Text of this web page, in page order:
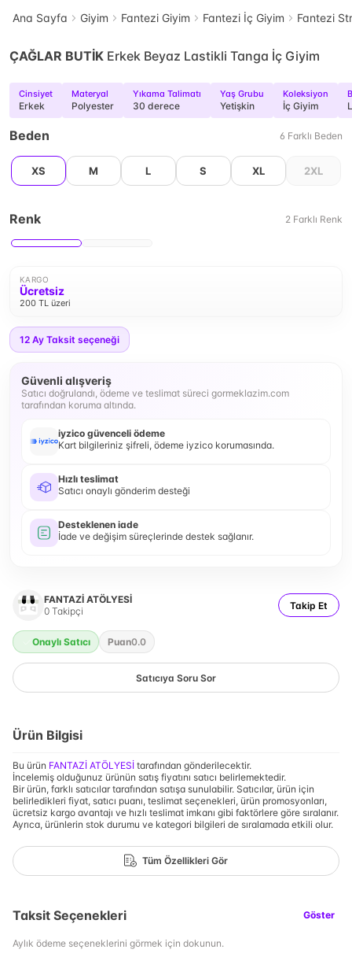
Ana Sayfa Giyim Fantezi Giyim Fantezi İç Giyim Fantezi
ÇAĞLAR BUTİK Erkek Beyaz Lastikli Tanga İç Giyim
Cinsiyet
Erkek
Materyal
Polyester
Yıkama Talimatı
30 derece
Yaş Grubu
Yetişkin
Koleksiyon
İç Giyim
Beden 6 Farklı Beden
XS M L S XL 2XL
Renk 2 Farklı Renk
KARGO
Ücretsiz
200 TL üzeri
12 Ay Taksit seçeneği
Güvenli alışveriş
Satıcı doğrulandı, ödeme ve teslimat süreci gormeklazim.com
tarafından koruma altında.
iyzico güvenceli ödeme
Kart bilgileriniz şifreli, ödeme iyzico korumasında.
Hızlı teslimat
Satıcı onaylı gönderim desteği
Desteklenen iade
İade ve değişim süreçlerinde destek sağlanır.
FANTAZİ ATÖLYESİ
0 Takipçi Takip Et
Onaylı Satıcı Puan0.0
Satıcıya Soru Sor
Ürün Bilgisi
Bu ürün FANTAZİ ATÖLYESİ tarafından gönderilecektir.
İncelemiş olduğunuz ürünün satış fiyatını satıcı belirlemektedir.
Bir ürün, farklı satıcılar tarafından satışa sunulabilir. Satıcılar, ürün için
belirledikleri fiyat, satıcı puanı, teslimat seçenekleri, ürün promosyonları,
ücretsiz kargo avantajı ve hızlı teslimat imkanı gibi faktörlere göre sıralanır.
Ayrıca, ürünlerin stok durumu ve kategori bilgileri de sıralamada etkili olur.
Tüm Özellikleri Gör
Taksit Seçenekleri Göster
Aylık ödeme seçeneklerini görmek için dokunun.